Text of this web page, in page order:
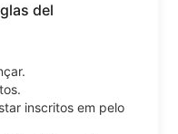
del
inscritos em pelo